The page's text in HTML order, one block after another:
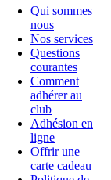
Qui sommes
nous
Nos services
Questions
courantes
Comment
adhérer au
club
Adhésion en
ligne
Offrir une
carte cadeau